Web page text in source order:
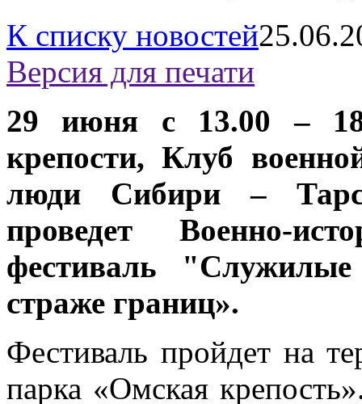
К списку новостей
Версия для печати
29 июня с 13.00 –
крепости, Клуб
люди Сибири –
проведет Военно-
фестиваль
страже границ».
Фестиваль пройдет на
парка «Омская